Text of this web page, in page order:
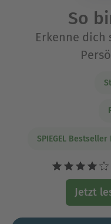
So
Erkenne dich
SPIEGEL
Jetzt